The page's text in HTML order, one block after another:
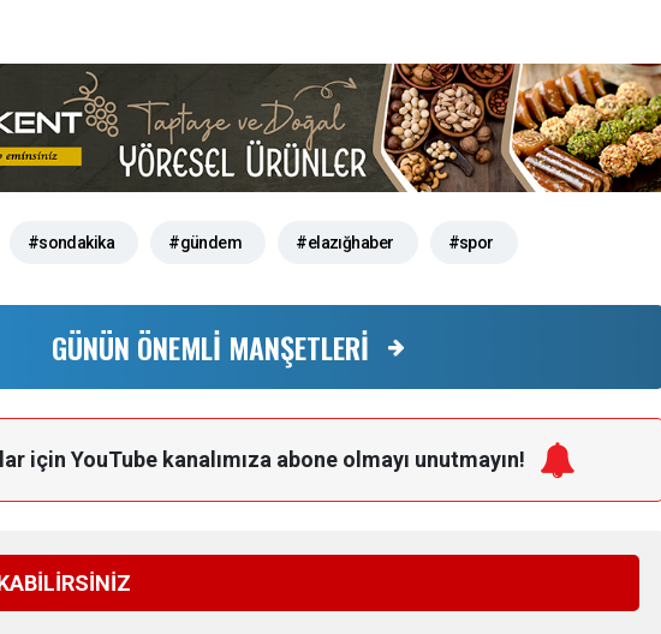
#sondakika #gündem #elazığhaber #spor
GÜNÜN ÖNEMLİ MANŞETLERİ
için YouTube kanalımıza abone olmayı unutmayın!